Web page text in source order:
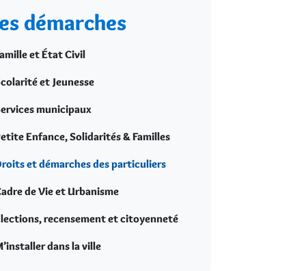
démarches
et État Civil
et Jeunesse
municipaux
Enfance, Solidarités & Familles
et démarches des particuliers
de Vie et Urbanisme
recensement et citoyenneté
dans la ville